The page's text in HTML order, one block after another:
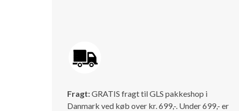
Fragt:GRATIS fragt til GLS pakkeshop i
Danmark ved køb over kr. 699,-. Under 699,- er